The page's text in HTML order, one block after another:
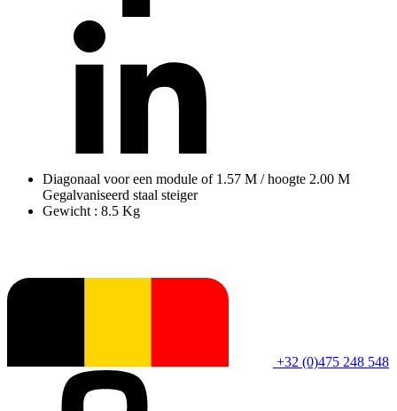
Diagonaal voor een module of 1.57 M / hoogte 2.00 M
Gegalvaniseerd staal steiger
Gewicht : 8.5 Kg
+32 (0)475 248 548